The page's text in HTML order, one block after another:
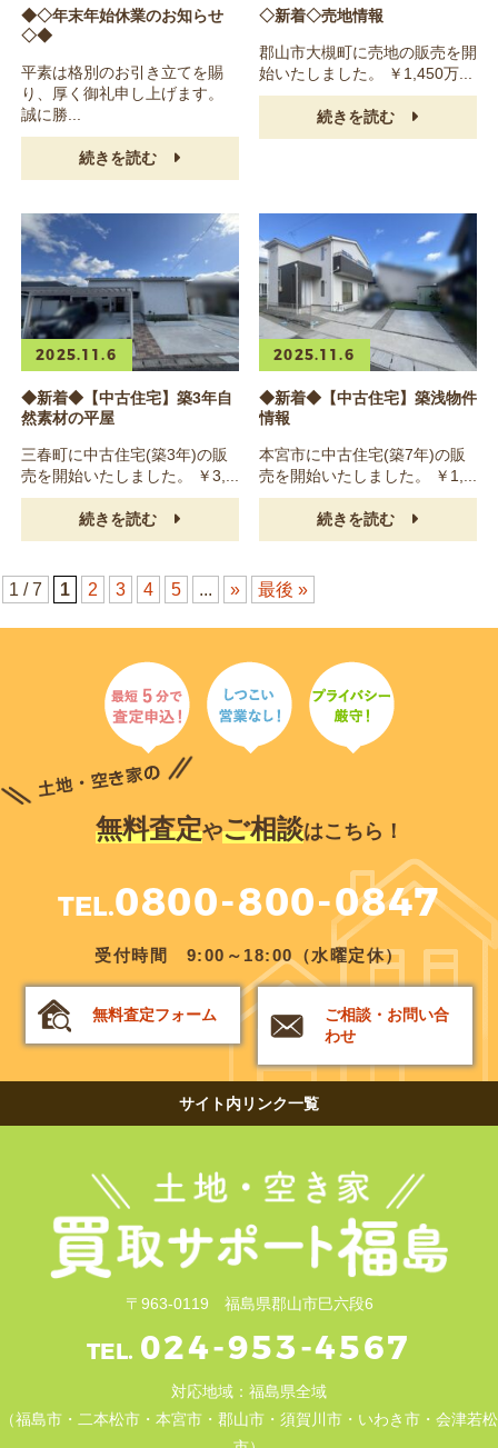
◆◇年末年始休業のお知らせ
◇◆
平素は格別のお引き立てを賜
り、厚く御礼申し上げます。
誠に勝...
続きを読む
◇新着◇売地情報
郡山市大槻町に売地の販売を開
始いたしました。 ￥1,450万...
続きを読む
2025.11.6
◆新着◆【中古住宅】築3年自
然素材の平屋
三春町に中古住宅(築3年)の販
売を開始いたしました。 ￥3,...
続きを読む
2025.11.6
◆新着◆【中古住宅】築浅物件
情報
本宮市に中古住宅(築7年)の販
売を開始いたしました。 ￥1,...
続きを読む
1 / 7 1 2 3 4 5 ... » 最後 »
無料査定やご相談はこちら！
TEL.0800-800-0847
受付時間 9:00～18:00（水曜定休）
無料査定フォーム
ご相談・お問い合
わせ
サイト内リンク一覧
〒963-0119 福島県郡山市巳六段6
TEL. 024-953-4567
対応地域：福島県全域
（福島市・二本松市・本宮市・郡山市・須賀川市・いわき市・会津若松